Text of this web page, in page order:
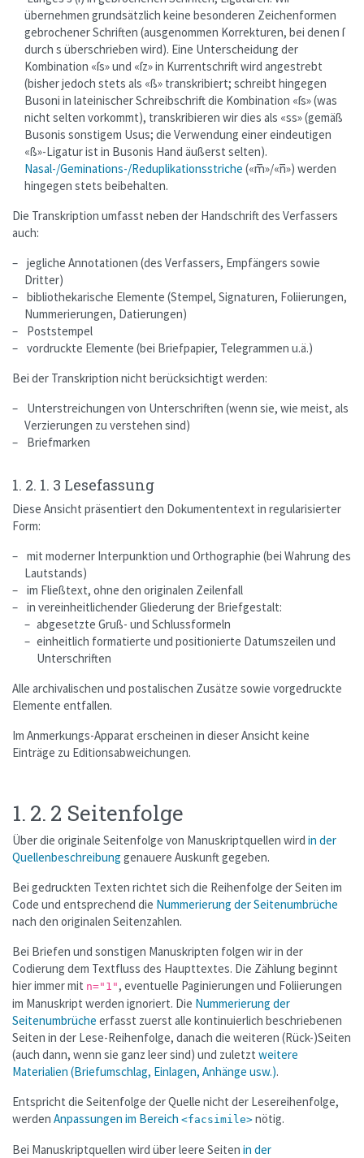
übernehmen grundsätzlich keine besonderen Zeichenformen
gebrochener Schriften (ausgenommen Korrekturen, bei denen ſ
durch s überschrieben wird). Eine Unterscheidung der
Kombination «ſs» und «ſz» in Kurrentschrift wird angestrebt
(bisher jedoch stets als «ß» transkribiert; schreibt hingegen
Busoni in lateinischer Schreibschrift die Kombination «ſs» (was
nicht selten vorkommt), transkribieren wir dies als «ss» (gemäß
Busonis sonstigem Usus; die Verwendung einer eindeutigen
«ß»-Ligatur ist in Busonis Hand äußerst selten).
Nasal-/Geminations-/Reduplikationsstriche («m̅»/«n̅») werden
hingegen stets beibehalten.
Die Transkription umfasst neben der Handschrift des Verfassers
auch:
jegliche Annotationen (des Verfassers, Empfängers sowie
Dritter)
bibliothekarische Elemente (Stempel, Signaturen, Foliierungen,
Nummerierungen, Datierungen)
Poststempel
vordruckte Elemente (bei Briefpapier, Telegrammen u.ä.)
Bei der Transkription nicht berücksichtigt werden:
Unterstreichungen von Unterschriften (wenn sie, wie meist, als
Verzierungen zu verstehen sind)
Briefmarken
1. 2. 1. 3 Lesefassung
Diese Ansicht präsentiert den Dokumententext in regularisierter
Form:
mit moderner Interpunktion und Orthographie (bei Wahrung des
Lautstands)
im Fließtext, ohne den originalen Zeilenfall
in vereinheitlichender Gliederung der Briefgestalt:
abgesetzte Gruß- und Schlussformeln
einheitlich formatierte und positionierte Datumszeilen und
Unterschriften
Alle archivalischen und postalischen Zusätze sowie vorgedruckte
Elemente entfallen.
Im Anmerkungs-Apparat erscheinen in dieser Ansicht keine
Einträge zu Editionsabweichungen.
1. 2. 2 Seitenfolge
Über die originale Seitenfolge von Manuskriptquellen wird in der
Quellenbeschreibung genauere Auskunft gegeben.
Bei gedruckten Texten richtet sich die Reihenfolge der Seiten im
Code und entsprechend die Nummerierung der Seitenumbrüche
nach den originalen Seitenzahlen.
Bei Briefen und sonstigen Manuskripten folgen wir in der
Codierung dem Textfluss des Haupttextes. Die Zählung beginnt
hier immer mit n="1", eventuelle Paginierungen und Foliierungen
im Manuskript werden ignoriert. Die Nummerierung der
Seitenumbrüche erfasst zuerst alle kontinuierlich beschriebenen
Seiten in der Lese-Reihenfolge, danach die weiteren (Rück-)Seiten
(auch dann, wenn sie ganz leer sind) und zuletzt weitere
Materialien (Briefumschlag, Einlagen, Anhänge usw.).
Entspricht die Seitenfolge der Quelle nicht der Lesereihenfolge,
werden Anpassungen im Bereich <facsimile> nötig.
Bei Manuskriptquellen wird über leere Seiten in der